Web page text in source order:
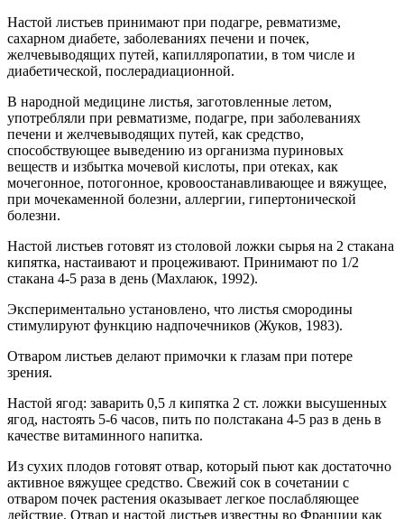
Настой листьев принимают при подагре, ревматизме,
сахарном диабете, заболеваниях печени и почек,
желчевыводящих путей, капилляропатии, в том числе и
диабетической, послерадиационной.
В народной медицине листья, заготовленные летом,
употребляли при ревматизме, подагре, при заболеваниях
печени и желчевыводящих путей, как средство,
способствующее выведению из организма пуриновых
веществ и избытка мочевой кислоты, при отеках, как
мочегонное, потогонное, кровоостанавливающее и вяжущее,
при мочекаменной болезни, аллергии, гипертонической
болезни.
Настой листьев готовят из столовой ложки сырья на 2 стакана
кипятка, настаивают и процеживают. Принимают по 1/2
стакана 4-5 раза в день (Махлаюк, 1992).
Экспериментально установлено, что листья смородины
стимулируют функцию надпочечников (Жуков, 1983).
Отваром листьев делают примочки к глазам при потере
зрения.
Настой ягод: заварить 0,5 л кипятка 2 ст. ложки высушенных
ягод, настоять 5-6 часов, пить по полстакана 4-5 раз в день в
качестве витаминного напитка.
Из сухих плодов готовят отвар, который пьют как достаточно
активное вяжущее средство. Свежий сок в сочетании с
отваром почек растения оказывает легкое послабляющее
действие. Отвар и настой листьев известны во Франции как